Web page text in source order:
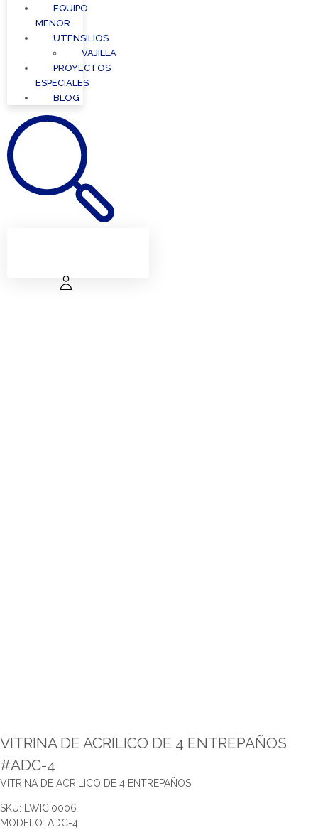
EQUIPO
MENOR
UTENSILIOS
VAJILLA
PROYECTOS
ESPECIALES
BLOG
VITRINA DE ACRILICO DE 4 ENTREPAÑOS
#ADC-4
VITRINA DE ACRILICO DE 4 ENTREPAÑOS
SKU: LWICI0006
MODELO: ADC-4